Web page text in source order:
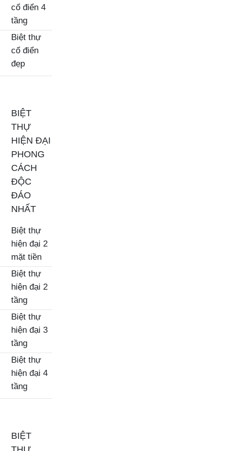
cổ điển 4
tầng
Biệt thự
cổ điển
đẹp
BIỆT
THỰ
HIỆN ĐẠI
PHONG
CÁCH
ĐỘC
ĐÁO
NHẤT
Biệt thự
hiện đại 2
mặt tiền
Biệt thự
hiện đại 2
tầng
Biệt thự
hiện đại 3
tầng
Biệt thự
hiện đại 4
tầng
BIỆT